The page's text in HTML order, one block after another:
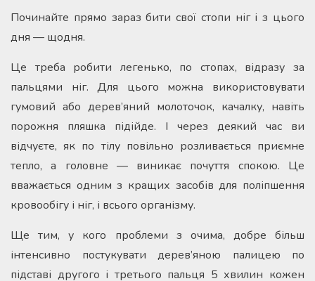
Починайте прямо зараз бити свої стопи ніг і з цього
дня — щодня.
Це треба робити легенько, по стопах, відразу за
пальцями ніг. Для цього можна використовувати
гумовий або дерев’яний молоточок, качалку, навіть
порожня пляшка підійде. І через деякий час ви
відчуєте, як по тілу повільно розливається приємне
тепло, а головне — виникає почуття спокою. Це
вважається одним з кращих засобів для поліпшення
кровообігу і ніг, і всього організму.
Ще тим, у кого проблеми з очима, добре більш
інтенсивно постукувати дерев’яною палицею по
підставі другого і третього пальця 5 хвилин кожен